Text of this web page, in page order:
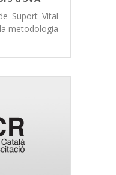
Suport Vital
metodologia